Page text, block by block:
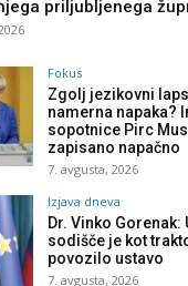
priljubljenega
Fokus
Zgolj jezikovni
namerna napaka?
sopotnice Pirc
zapisano napačno
7. avgusta, 2026
Izjava dneva
Dr. Vinko Gorenak:
sodišče je kot
povozilo ustavo
7. avgusta, 2026